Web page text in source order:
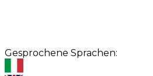
Gesprochene Sprachen: